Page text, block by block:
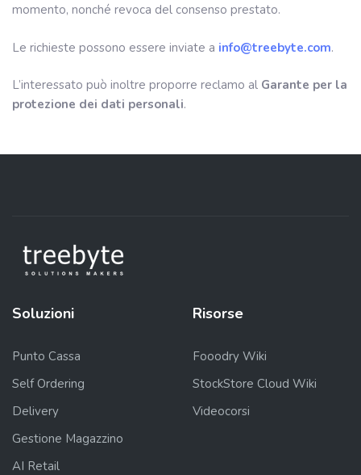
momento, nonché revoca del consenso prestato.
Le richieste possono essere inviate a info@treebyte.com.
L’interessato può inoltre proporre reclamo al Garante per la
protezione dei dati personali.
Soluzioni
Punto Cassa
Self Ordering
Delivery
Gestione Magazzino
AI Retail
Risorse
Fooodry Wiki
StockStore Cloud Wiki
Videocorsi